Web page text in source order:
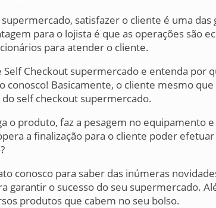
satisfazer o cliente é uma das
para o lojista é que as operações são
para atender o cliente.
Self Checkout supermercado e entenda por
conosco! Basicamente, o cliente mesmo
self checkout supermercado.
o produto, faz a pesagem no equipamento
a finalização para o cliente poder
conosco para saber das inúmeras
garantir o sucesso do seu supermercado.
produtos que cabem no seu bolso.